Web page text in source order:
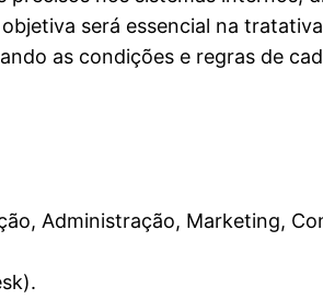
será essencial na
as condições e regras de
Administração, Marketing,